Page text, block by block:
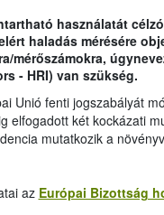
használatát
haladás mérésére
mérőszámokra,
- HRI) van szükség.
Unió fenti jogszabályát
elfogadott két kockázati
mutatkozik a
az Európai Bizottság